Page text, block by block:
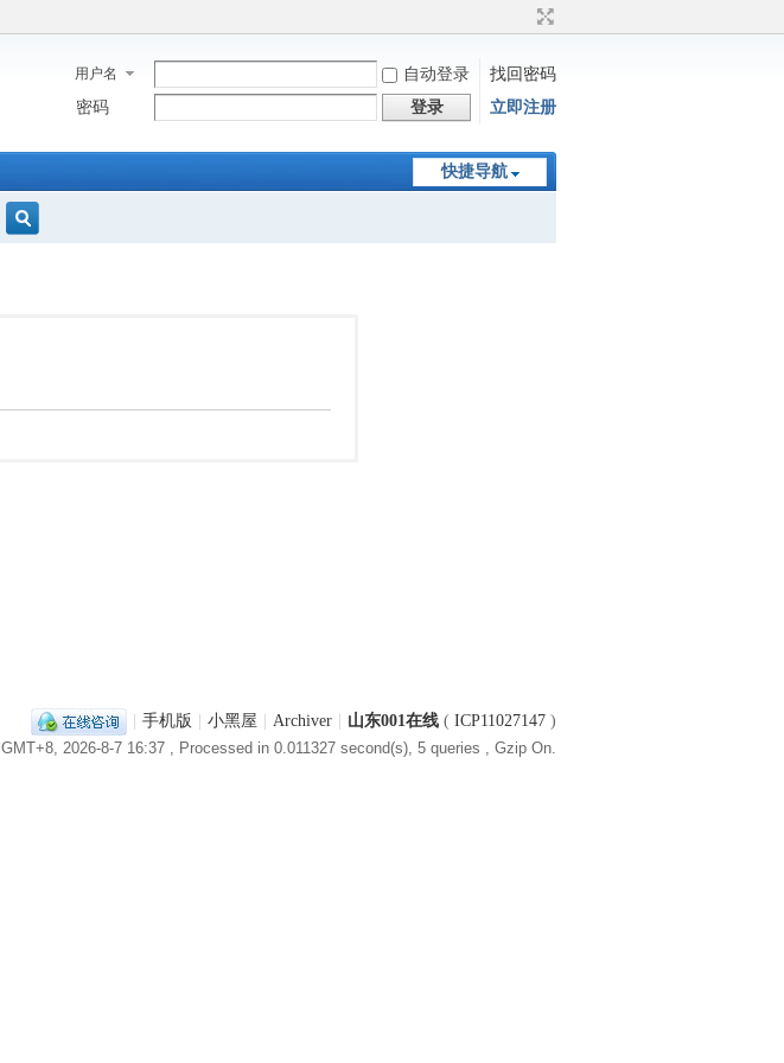
用户名 自动登录
找回密码
密码
登录 立即注册
快捷导航
手机版 小黑屋 Archiver 山东001在线 ( ICP11027147 )
GMT+8, 2026-8-7 16:37 , Processed in 0.011327 second(s), 5 queries , Gzip On.